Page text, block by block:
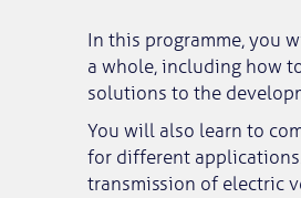
In this programme, you
a whole, including how
solutions to the
You will also learn to
for different
transmission of electric